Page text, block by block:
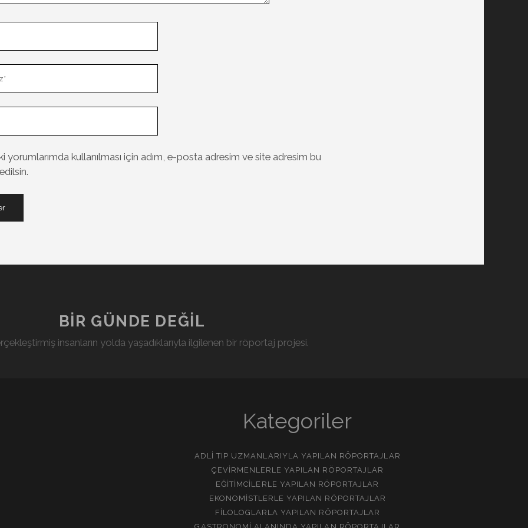
yorumlarımda kullanılması için adım, e-posta adresim ve site adresim bu
BIR GÜNDE DEĞIL
insanların yolda yaşadıklarıyla ilgilenen bir röportaj projesi.
Kategoriler
ADLI TIP UZMANLARIYLA YAPILAN RÖPORTAJLAR
ÇEVIRMENLERLE YAPILAN RÖPORTAJLAR
EĞITIMCILERLE YAPILAN RÖPORTAJLAR
EKONOMISTLERLE YAPILAN RÖPORTAJLAR
FILOLOGLARLA YAPILAN RÖPORTAJLAR